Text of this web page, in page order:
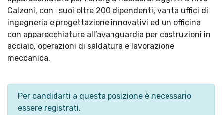
Calzoni, con i suoi oltre 200 dipendenti, vanta uffici di
ingegneria e progettazione innovativi ed un officina
con apparecchiature all’avanguardia per costruzioni in
acciaio, operazioni di saldatura e lavorazione
meccanica.
Per candidarti a questa posizione è necessario
essere registrati.